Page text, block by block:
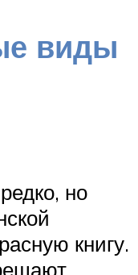
виды
но
книгу.